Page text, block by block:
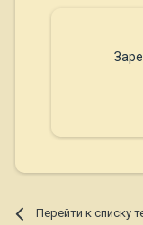
Перейти к списку